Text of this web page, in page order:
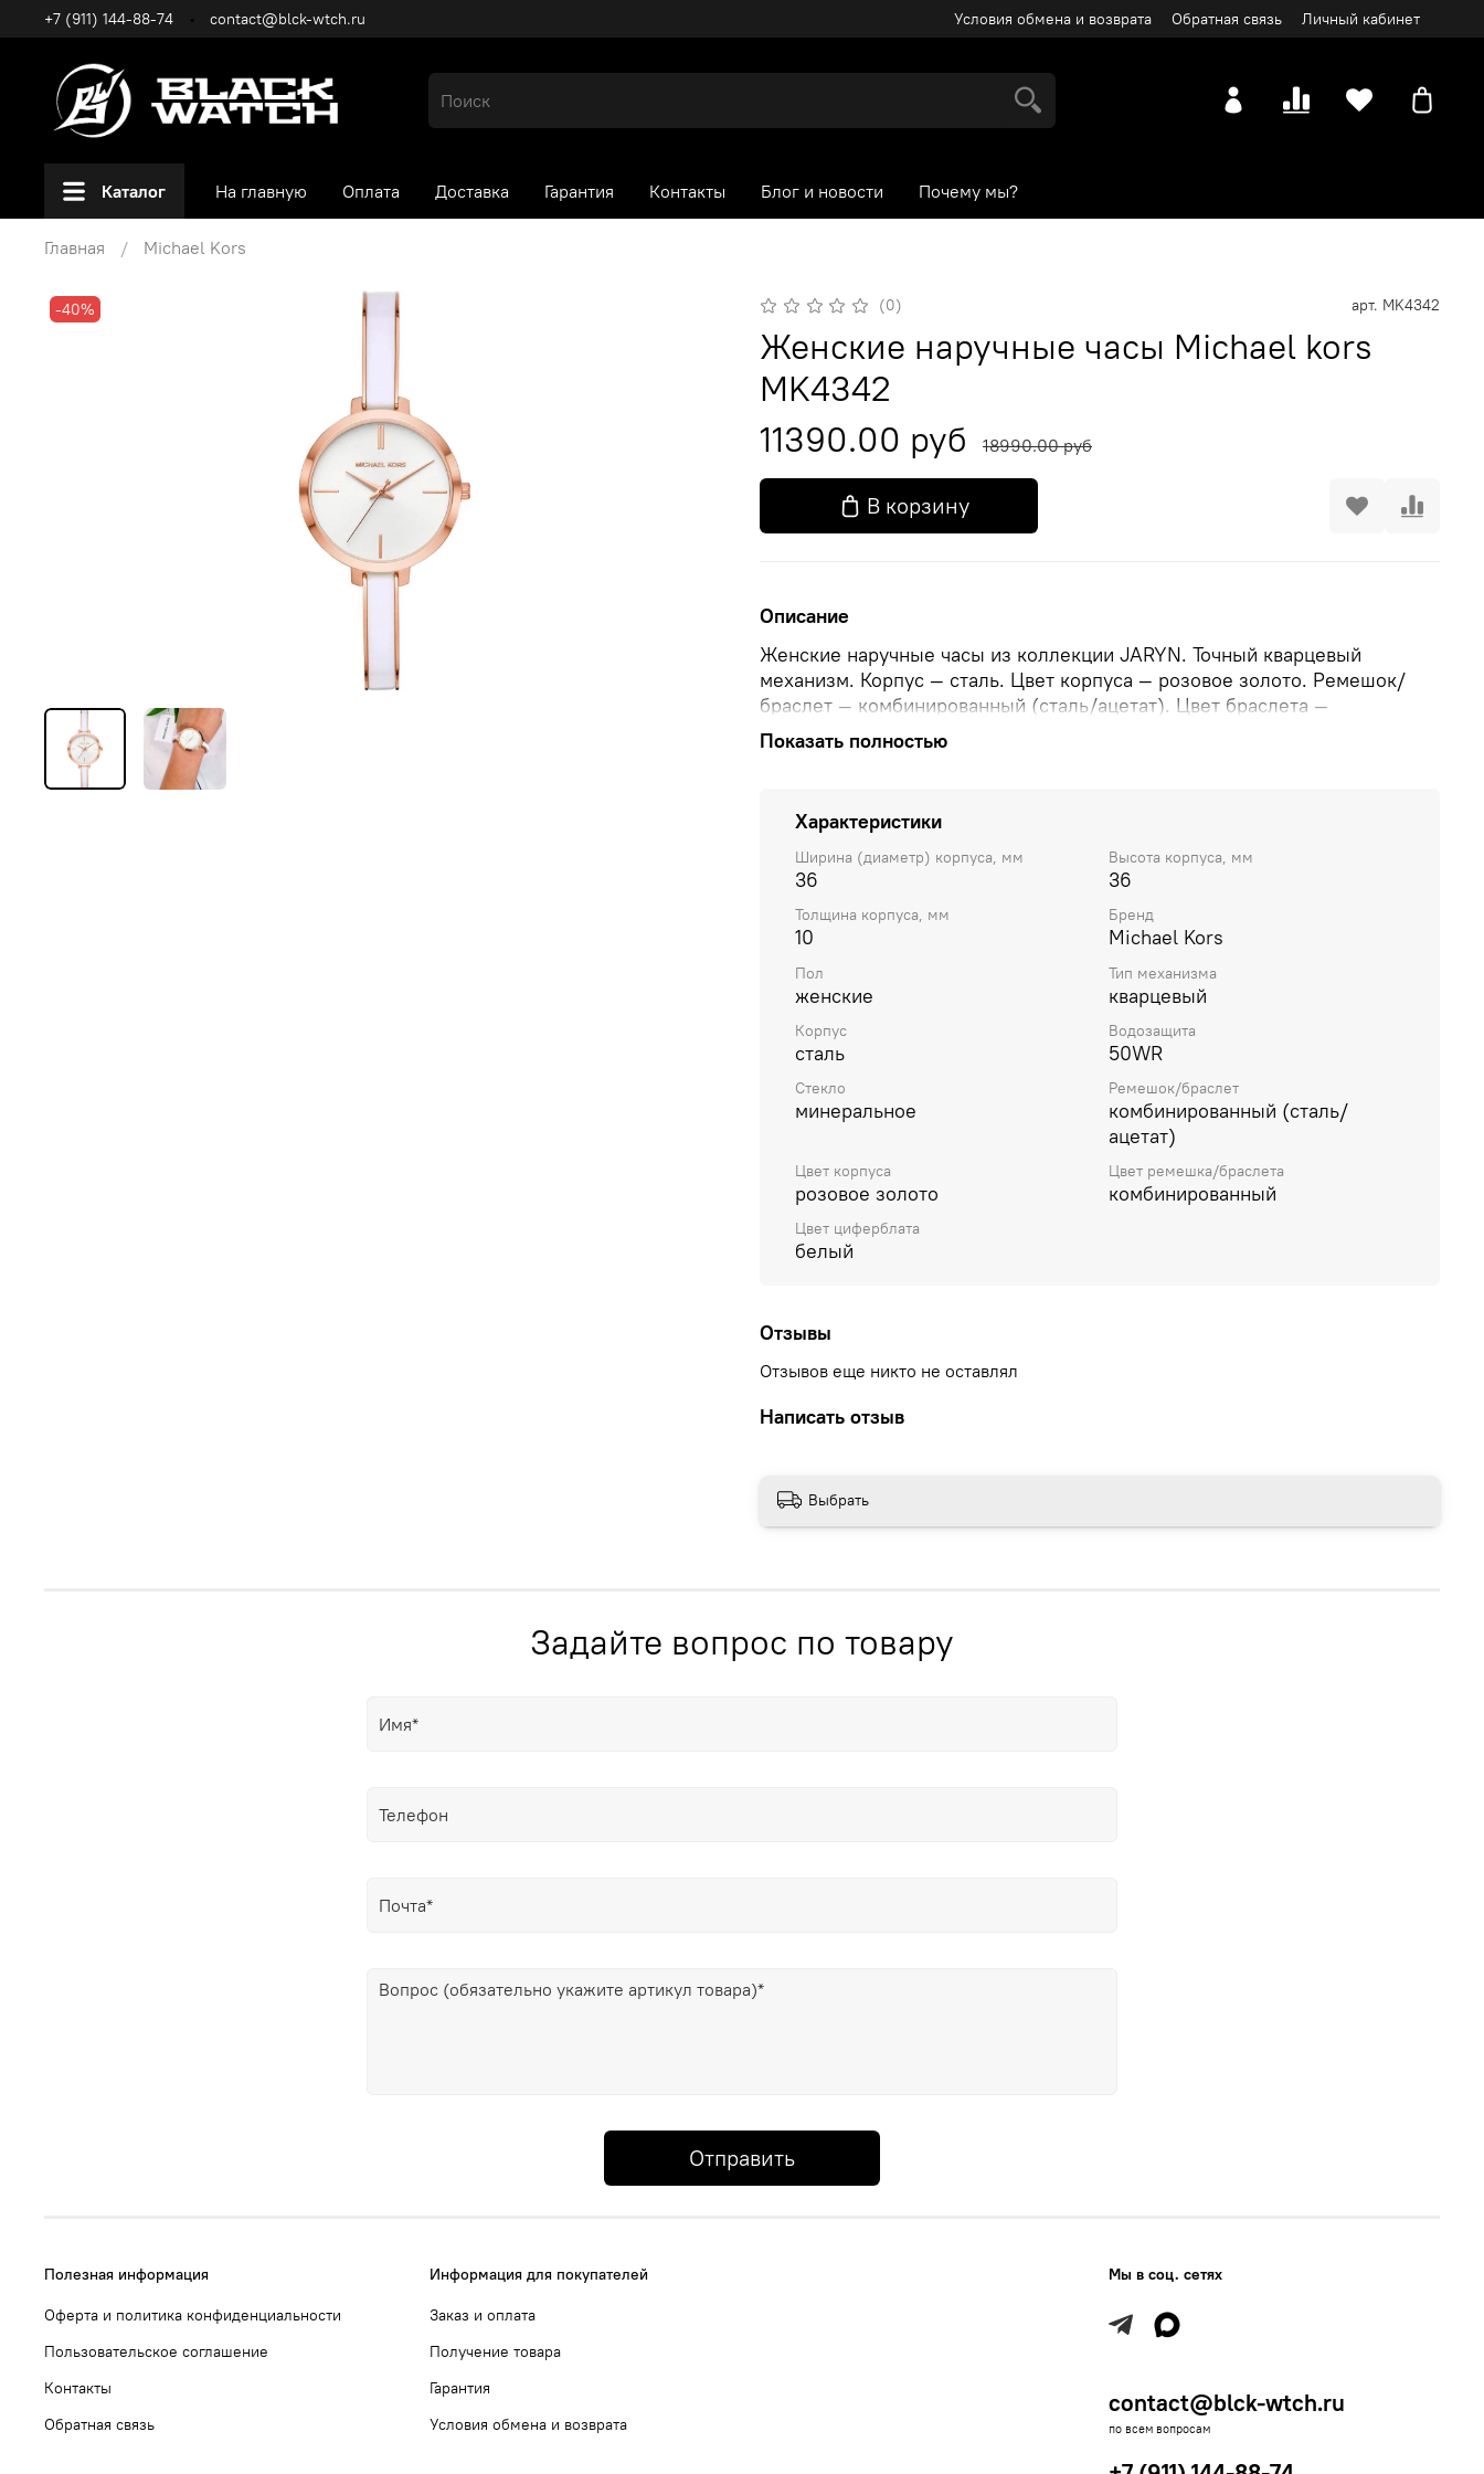
Условия обмена и возврата Обратная связь Личный кабинет
+7 (911) 144-88-74 contact@blck-wtch.ru
Каталог На главную Оплата Доставка Гарантия Контакты Блог и новости Почему мы?
Главная Michael Kors
-40% (0) арт. MK4342
Женские наручные часы Michael kors
MK4342
11390.00 руб
18990.00 руб
В корзину
Описание
Женские наручные часы из коллекции JARYN. Точный кварцевый
механизм. Корпус — сталь. Цвет корпуса — розовое золото. Ремешок/
браслет — комбинированный (сталь/ацетат). Цвет браслета —
комбинированный. Цвет циферблата — белый. Водозащита — 5 ATM.
Размер корпуса: 36 мм.
Показать полностью
Характеристики
Ширина (диаметр) корпуса, мм
36
Высота корпуса, мм
36
Толщина корпуса, мм
10
Бренд
Michael Kors
Пол
женские
Тип механизма
кварцевый
Корпус
сталь
Водозащита
50WR
Стекло
минеральное
Ремешок/браслет
комбинированный (сталь/
ацетат)
Цвет корпуса
розовое золото
Цвет ремешка/браслета
комбинированный
Цвет циферблата
белый
Отзывы
Отзывов еще никто не оставлял
Написать отзыв
Выбрать
Задайте вопрос по товару
Отправить
Полезная информация
Оферта и политика конфиденциальности
Пользовательское соглашение
Контакты
Обратная связь
Информация для покупателей
Заказ и оплата
Получение товара
Гарантия
Условия обмена и возврата
Мы в соц. сетях
contact@blck-wtch.ru
по всем вопросам